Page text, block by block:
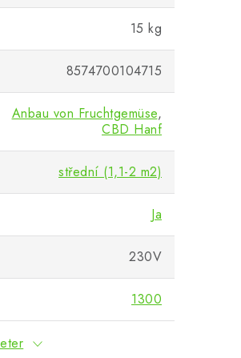
15 kg
8574700104715
Anbau von Fruchtgemüse,
CBD Hanf
střední (1,1-2 m2)
Ja
230V
1300